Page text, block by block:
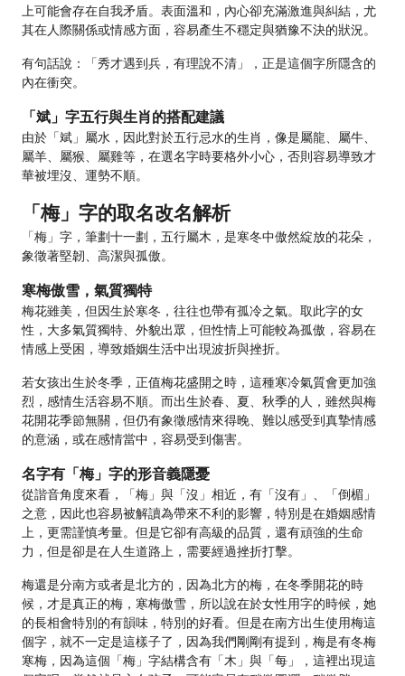
上可能會存在自我矛盾。表面溫和，內心卻充滿激進與糾結，尤
其在人際關係或情感方面，容易產生不穩定與猶豫不決的狀況。
有句話說：「秀才遇到兵，有理說不清」，正是這個字所隱含的
內在衝突。
「斌」字五行與生肖的搭配建議
由於「斌」屬水，因此對於五行忌水的生肖，像是屬龍、屬牛、
屬羊、屬猴、屬雞等，在選名字時要格外小心，否則容易導致才
華被埋沒、運勢不順。
「梅」字的取名改名解析
「梅」字，筆劃十一劃，五行屬木，是寒冬中傲然綻放的花朵，
象徵著堅韌、高潔與孤傲。
寒梅傲雪，氣質獨特
梅花雖美，但因生於寒冬，往往也帶有孤冷之氣。取此字的女
性，大多氣質獨特、外貌出眾，但性情上可能較為孤傲，容易在
情感上受困，導致婚姻生活中出現波折與挫折。
若女孩出生於冬季，正值梅花盛開之時，這種寒冷氣質會更加強
烈，感情生活容易不順。而出生於春、夏、秋季的人，雖然與梅
花開花季節無關，但仍有象徵感情來得晚、難以感受到真摯情感
的意涵，或在感情當中，容易受到傷害。
名字有「梅」字的形音義隱憂
從諧音角度來看，「梅」與「沒」相近，有「沒有」、「倒楣」
之意，因此也容易被解讀為帶來不利的影響，特別是在婚姻感情
上，更需謹慎考量。但是它卻有高級的品質，還有頑強的生命
力，但是卻是在人生道路上，需要經過挫折打擊。
梅還是分南方或者是北方的，因為北方的梅，在冬季開花的時
候，才是真正的梅，寒梅傲雪，所以說在於女性用字的時候，她
的長相會特別的有韻味，特別的好看。但是在南方出生使用梅這
個字，就不一定是這樣子了，因為我們剛剛有提到，梅是有冬梅
寒梅，因為這個「梅」字結構含有「木」與「每」，這裡出現這